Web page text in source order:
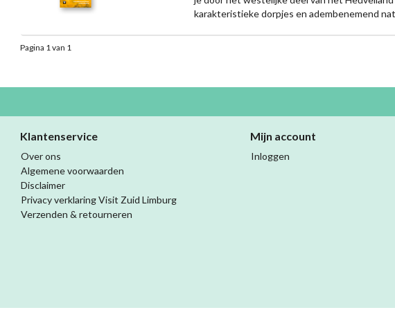
karakteristieke dorpjes en adembenemend
Pagina 1 van 1
Klantenservice
Over ons
Algemene voorwaarden
Disclaimer
Privacy verklaring Visit Zuid Limburg
Verzenden & retourneren
Mijn account
Inloggen